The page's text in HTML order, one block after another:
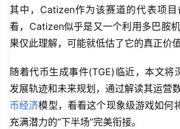
其中，Catizen作为该赛道的代表项
看，Catizen似乎是又一个利用多巴胺
果仅此理解，可能就低估了它的真正价值
随着代币生成事件(TGE)临近，本文将
发展轨迹和未来规划，通过解读其运营
币经济模型，看看这个现象级游戏如何
充满潜力的”下半场”完美衔接。